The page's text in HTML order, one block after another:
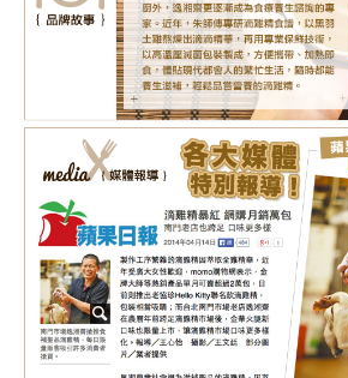
NT$3,680NT$ 5,040
7.3折